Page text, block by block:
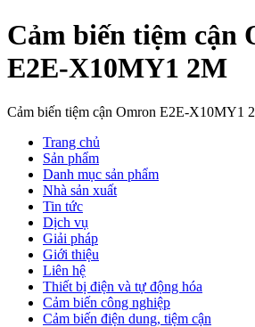
Cảm biến tiệm cận
E2E-X10MY1 2M
Cảm biến tiệm cận Omron E2E-X10MY1
Trang chủ
Sản phẩm
Danh mục sản phẩm
Nhà sản xuất
Tin tức
Dịch vụ
Giải pháp
Giới thiệu
Liên hệ
Thiết bị điện và tự động hóa
Cảm biến công nghiệp
Cảm biến điện dung, tiệm cận